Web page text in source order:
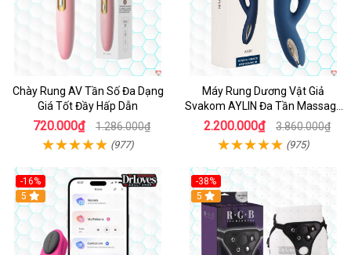
Chày Rung AV Tần Số Đa Dạng
Giá Tốt Đầy Hấp Dẫn
720.000₫ 1.286.000₫
(977)
Máy Rung Dương Vật Giả
Svakom AYLIN Đa Tần Massage
Sướng
2.200.000₫ 3.860.000₫
(975)
-16%
Hot
5
-38%
Hot
5